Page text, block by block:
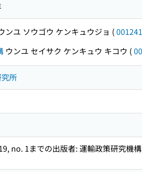
ンユ ソウゴウ ケンキュウジョ (
ウンユ セイサク ケンキュウ キコウ (
所
no. 1までの出版者: 運輸政策研究機構